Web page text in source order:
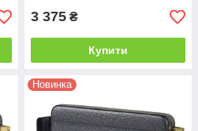
3 375 ₴
Купити
Новинка